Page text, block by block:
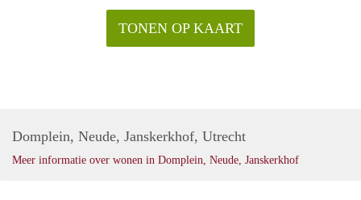
TONEN OP KAART
Domplein, Neude, Janskerkhof, Utrecht
Meer informatie over wonen in Domplein, Neude, Janskerkhof